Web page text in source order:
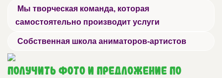
Мы творческая команда, которая
самостоятельно производит услуги
Собственная школа аниматоров-артистов
Получить фото и предложение по